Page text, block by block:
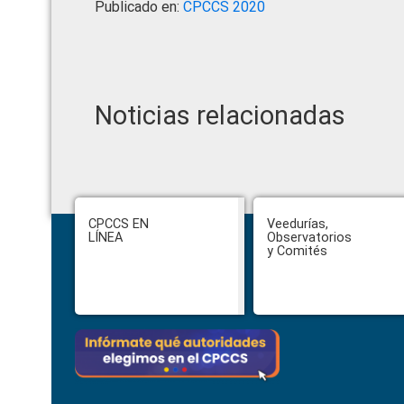
Publicado en: CPCCS 2020
Noticias relacionadas
Footer
CPCCS EN
LÍNEA
Veedurías,
Observatorios
y Comités